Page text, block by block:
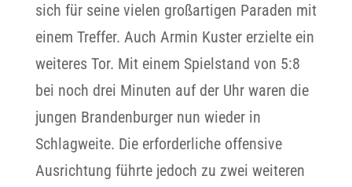
sich für seine vielen großartigen Paraden mit
einem Treffer. Auch Armin Kuster erzielte ein
weiteres Tor. Mit einem Spielstand von 5:8
bei noch drei Minuten auf der Uhr waren die
jungen Brandenburger nun wieder in
Schlagweite. Die erforderliche offensive
Ausrichtung führte jedoch zu zwei weiteren